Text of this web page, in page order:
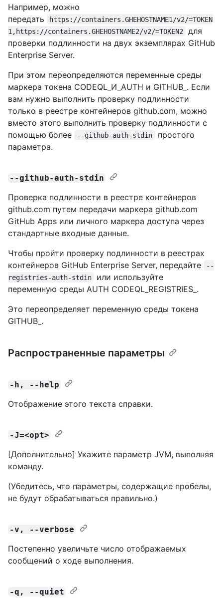
Например, можно
передать
https://containers.GHEHOSTNAME1/v2/=TOKEN
1,https://containers.GHEHOSTNAME2/v2/=TOKEN2
для
проверки подлинности на двух экземплярах GitHub
Enterprise Server.
При этом переопределяются переменные среды
маркера токена CODEQL_И_AUTH и GITHUB_. Если
вам нужно выполнить проверку подлинности
только в реестре контейнеров github.com, можно
вместо этого выполнить проверку подлинности с
помощью более
--github-auth-stdin
простого
параметра.
--github-auth-stdin
Проверка подлинности в реестре контейнеров
github.com путем передачи маркера github.com
GitHub Apps или личного маркера доступа через
стандартные входные данные.
Чтобы пройти проверку подлинности в реестрах
контейнеров GitHub Enterprise Server, передайте
--
registries-auth-stdin
или используйте
переменную среды AUTH CODEQL_REGISTRIES_.
Это переопределяет переменную среды токена
GITHUB_.
Распространенные параметры
-h, --help
Отображение этого текста справки.
-J=<opt>
[Дополнительно] Укажите параметр JVM, выполняя
команду.
(Убедитесь, что параметры, содержащие пробелы,
не будут обрабатываться правильно.)
-v, --verbose
Постепенно увеличьте число отображаемых
сообщений о ходе выполнения.
-q, --quiet